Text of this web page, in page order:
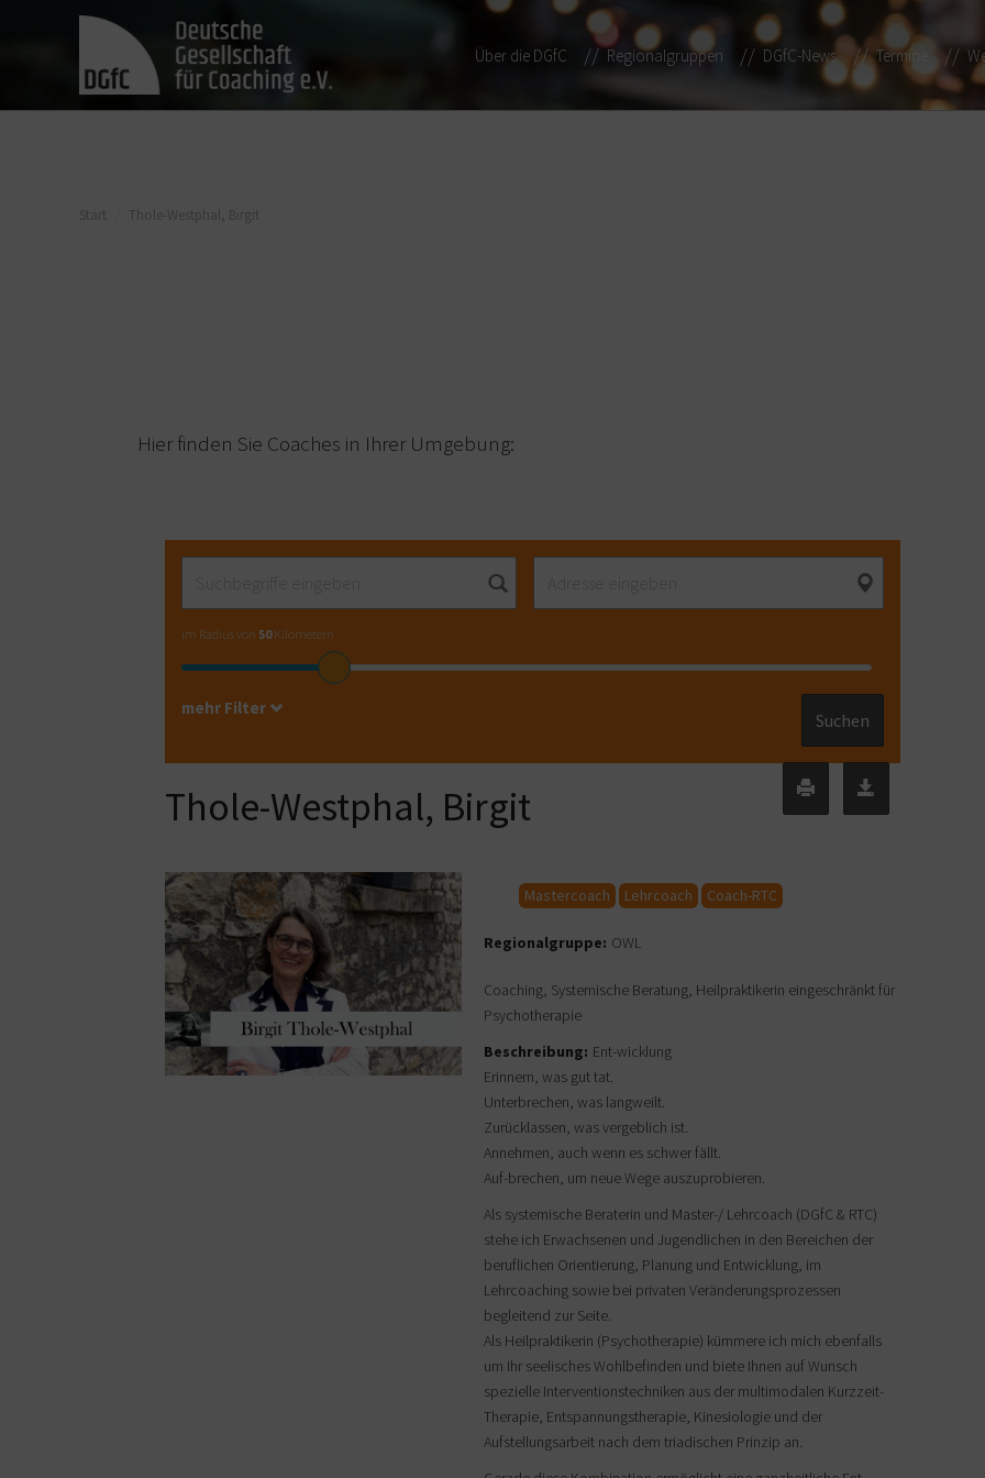
Über die DGfC Regionalgruppen DGfC-News Termine
Hier finden Sie Coaches in Ihrer Umgebung:
im Radius von 50Kilometern
Suchen
mehr Filter
Thole-Westphal, Birgit
Mastercoach Lehrcoach Coach-RTC
Regionalgruppe: OWL
Coaching, Systemische Beratung, Heilpraktikerin eingeschränkt für
Psychotherapie
Beschreibung: Ent-wicklung
Erinnern, was gut tat.
Unterbrechen, was langweilt.
Zurücklassen, was vergeblich ist.
Annehmen, auch wenn es schwer fällt.
Auf-brechen, um neue Wege auszuprobieren.
Als systemische Beraterin und Master-/ Lehrcoach (DGfC & RTC)
stehe ich Erwachsenen und Jugendlichen in den Bereichen der
beruflichen Orientierung, Planung und Entwicklung, im
Lehrcoaching sowie bei privaten Veränderungsprozessen
begleitend zur Seite.
Als Heilpraktikerin (Psychotherapie) kümmere ich mich ebenfalls
um Ihr seelisches Wohlbefinden und biete Ihnen auf Wunsch
spezielle Interventionstechniken aus der multimodalen Kurzzeit-
Therapie, Entspannungstherapie, Kinesiologie und der
Aufstellungsarbeit nach dem triadischen Prinzip an.